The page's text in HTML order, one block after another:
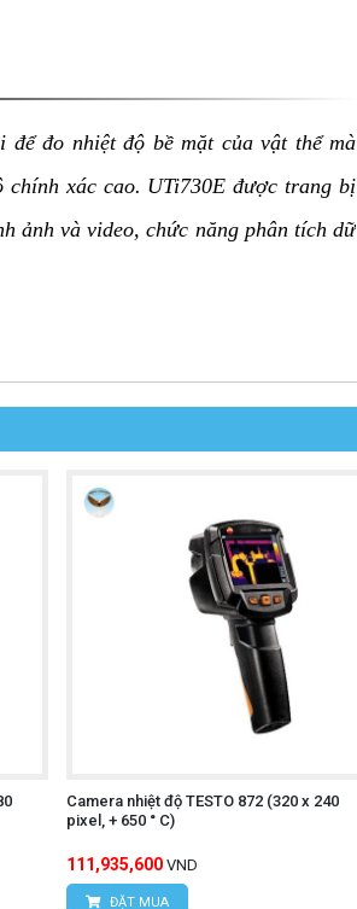
để đo nhiệt độ bề mặt của vật thể mà
chính xác cao. UTi730E được trang bị
ảnh và video, chức năng phân tích dữ
lợi.
quan sát và phân tích dữ liệu.
mặt vật thể.
khác nhau.
Camera nhiệt độ TESTO 872 (320 x 240
pixel, + 650 ° C)
111,935,600 VND
ĐẶT MUA